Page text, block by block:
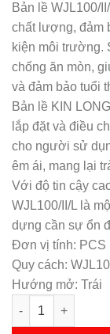
Bản lề WJL100/
chất lượng, đảm
kiện môi trường.
chống ăn mòn,
và đảm bảo tuổi
Bản lề KIN
lắp đặt và điều
cho người sử
êm ái, mang lại
Với độ tin cậy
WJL100/II/L là
dựng cần sự ổn
Đơn vị tính: PCS
Quy cách:
Hướng mở: Trái
Bản lề KIN LONG